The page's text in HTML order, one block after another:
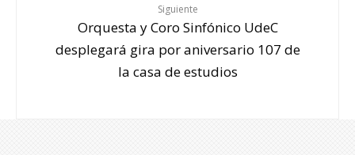
Siguiente
Orquesta y Coro Sinfónico UdeC
desplegará gira por aniversario 107 de
la casa de estudios